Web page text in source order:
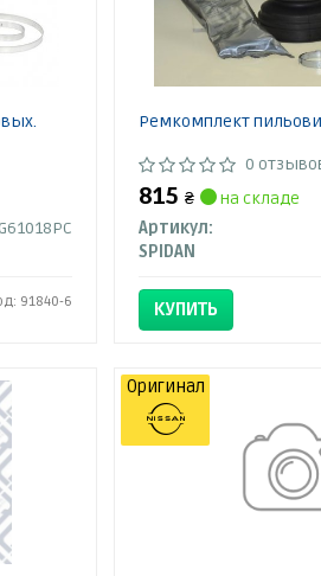
G61018PC
91840-6
Ремкомплект
0
815₴
на складе
Артикул:
SPIDAN
КУПИТЬ
Оригинал